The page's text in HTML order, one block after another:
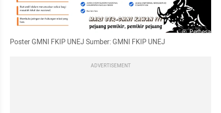
Perbesar
Poster GMNI FKIP UNEJ Sumber: GMNI FKIP UNEJ
ADVERTISEMENT